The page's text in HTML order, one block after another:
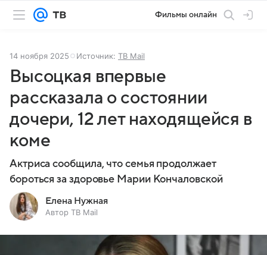
Фильмы онлайн
14 ноября 2025 Источник: ТВ Mail
Высоцкая впервые
рассказала о состоянии
дочери, 12 лет находящейся в
коме
Актриса сообщила, что семья продолжает
бороться за здоровье Марии Кончаловской
Елена Нужная
Автор ТВ Mail